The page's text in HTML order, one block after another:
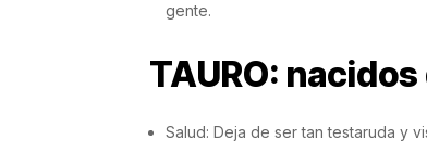
gente.
TAURO: nacidos
Salud: Deja de ser tan testaruda y